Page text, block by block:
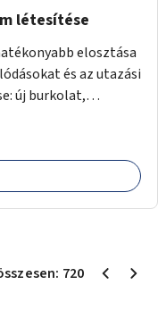
létesítése
elosztása
és az utazási
új burkolat,
720